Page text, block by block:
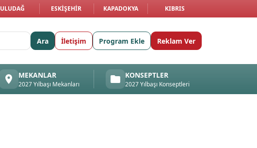
ULUDAĞ ESKIŞEHIR KAPADOKYA KIBRIS
Ara İletişim Program Ekle Reklam Ver
MEKANLAR
2027 Yılbaşı Mekanları
KONSEPTLER
2027 Yılbaşı Konseptleri